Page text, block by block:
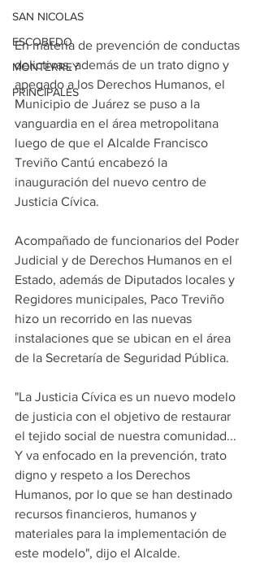
SAN NICOLAS
ESCOBEDO
MONTERREY
PRINCIPALES
En materia de prevención de conductas
delictivas, además de un trato digno y
apegado a los Derechos Humanos, el
Municipio de Juárez se puso a la
vanguardia en el área metropolitana
luego de que el Alcalde Francisco
Treviño Cantú encabezó la
inauguración del nuevo centro de
Justicia Cívica.
Acompañado de funcionarios del Poder
Judicial y de Derechos Humanos en el
Estado, además de Diputados locales y
Regidores municipales, Paco Treviño
hizo un recorrido en las nuevas
instalaciones que se ubican en el área
de la Secretaría de Seguridad Pública.
"La Justicia Cívica es un nuevo modelo
de justicia con el objetivo de restaurar
el tejido social de nuestra comunidad...
Y va enfocado en la prevención, trato
digno y respeto a los Derechos
Humanos, por lo que se han destinado
recursos financieros, humanos y
materiales para la implementación de
este modelo", dijo el Alcalde.